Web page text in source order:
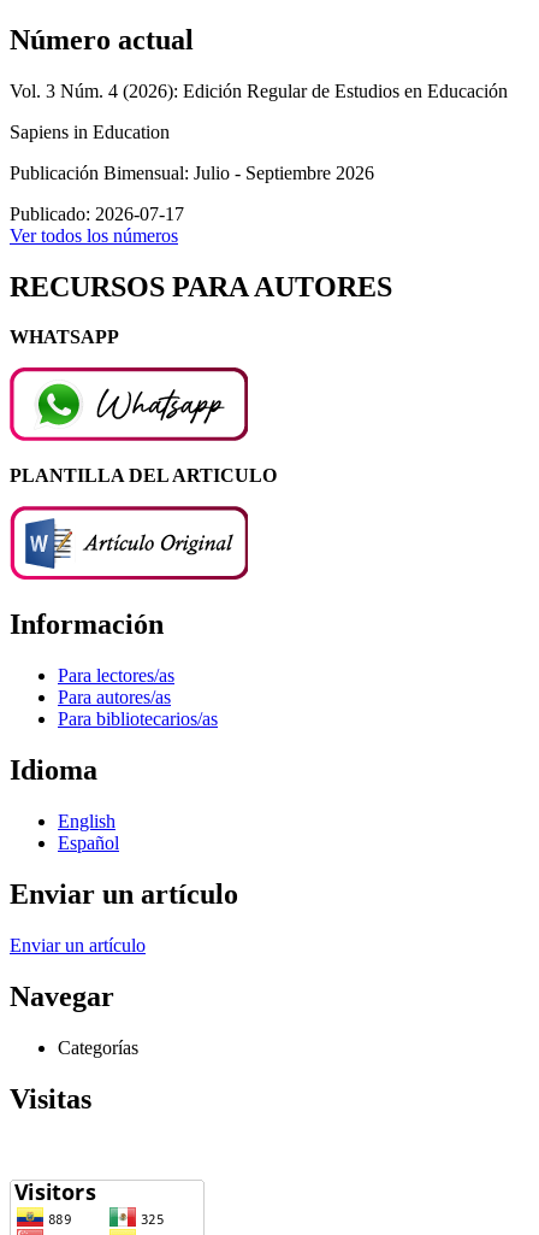
Número actual
Vol. 3 Núm. 4 (2026): Edición Regular de Estudios en Educación
Sapiens in Education
Publicación Bimensual: Julio - Septiembre 2026
Publicado: 2026-07-17
Ver todos los números
RECURSOS PARA AUTORES
WHATSAPP
PLANTILLA DEL ARTICULO
Información
Para lectores/as
Para autores/as
Para bibliotecarios/as
Idioma
English
Español
Enviar un artículo
Enviar un artículo
Navegar
Categorías
Visitas